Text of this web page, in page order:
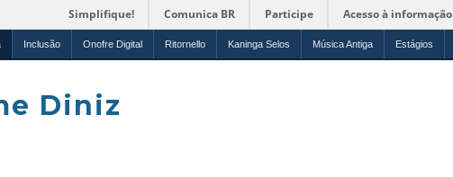
Simplifique! Comunica BR Participe Acesso à informação
Inclusão Onofre Digital Ritornello Kaninga Selos Música Antiga Estágios
Diniz